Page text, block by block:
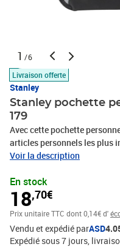
1 /6
Livraison offerte
Stanley
Stanley pochette
179
Avec cette pochette
articles personnels les plus
de main tout le temps. Elle
pratique avec fermeture
en sûreté, en même temps
téléphone portable.
uniquement la pochette
Taille: 24 x 15,5 x 6 cm (L x l
Large compartiment de
Voir la description
En stock
18,70€
Prix unitaire TTC dont 0,14€ d'
Vendu et expédié parASD
Expédié sous 7 jours